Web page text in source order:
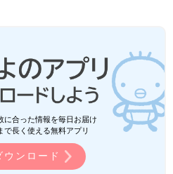
に合った情報を毎日お届け
で長く使える無料アプリ
ウンロード